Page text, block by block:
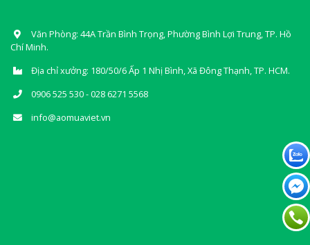
Văn Phòng: 44A Trần Bình Trọng, Phường Bình Lợi Trung, TP. Hồ
Chí Minh.
Địa chỉ xưởng: 180/50/6 Ấp 1 Nhị Bình, Xã Đông Thạnh, TP. HCM.
0906 525 530 - 028 6271 5568
info@aomuaviet.vn